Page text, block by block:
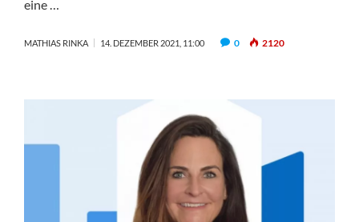
eine …
MATHIAS RINKA 14. DEZEMBER 2021, 11:00 0 2120